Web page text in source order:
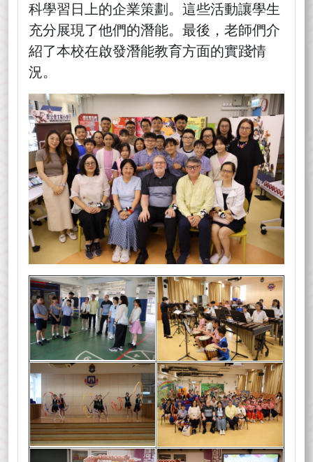
科學習日上的企業策劃。這些活動讓學生
充分展現了他們的潛能。最後，老師們介
紹了本校在啟發潛能教育方面的實踐情
況。